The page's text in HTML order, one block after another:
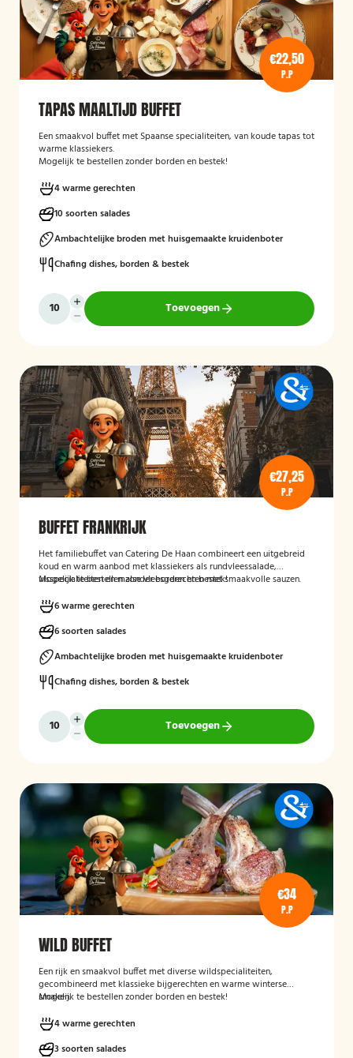
€22,50
P.P
TAPAS MAALTIJD BUFFET
Een smaakvol buffet met Spaanse specialiteiten, van koude tapas tot
warme klassiekers.
Mogelijk te bestellen zonder borden en bestek!
4 warme gerechten
10 soorten salades
Ambachtelijke broden met huisgemaakte kruidenboter
Chafing dishes, borden & bestek
Toevoegen
€27,25
P.P
BUFFET FRANKRIJK
Het familiebuffet van Catering De Haan combineert een uitgebreid
koud en warm aanbod met klassiekers als rundvleessalade,
visspecialiteiten en malse vleesgerechten met smaakvolle sauzen.
zoals crème brûlée met vanille-ijs.
Mogelijk te bestellen zonder borden en bestek!
6 warme gerechten
6 soorten salades
Ambachtelijke broden met huisgemaakte kruidenboter
Chafing dishes, borden & bestek
Toevoegen
€34
P.P
WILD BUFFET
Een rijk en smaakvol buffet met diverse wildspecialiteiten,
gecombineerd met klassieke bijgerechten en warme winterse
smaken.
Mogelijk te bestellen zonder borden en bestek!
4 warme gerechten
3 soorten salades